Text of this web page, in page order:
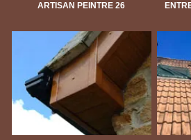
ARTISAN PEINTRE 26